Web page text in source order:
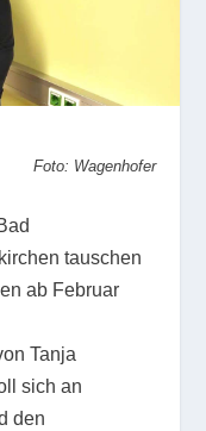
Foto: Wagenhofer
tauschen
ab Februar
Tanja
sich an
den